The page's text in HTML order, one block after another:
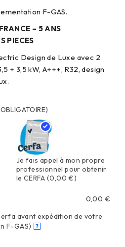
F-GAS.
– 5 ANS
PIECES
Design de Luxe avec 2
+ 3,5 kW, A+++, R32, design
Je fais appel à mon propre
professionnel pour obtenir
le CERFA (0,00 €)
0,00 €
avant expédition de votre
F-GAS)
?